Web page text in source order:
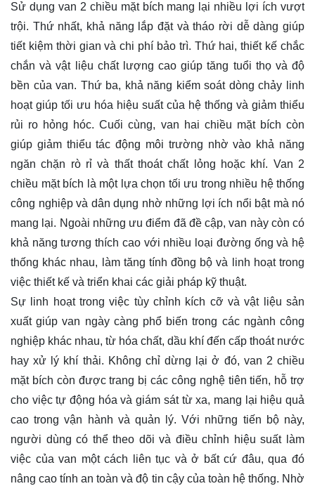
Sử dụng van 2 chiều mặt bích mang lại nhiều lợi ích vượt
trội. Thứ nhất, khả năng lắp đặt và tháo rời dễ dàng giúp
tiết kiệm thời gian và chi phí bảo trì. Thứ hai, thiết kế chắc
chắn và vật liệu chất lượng cao giúp tăng tuổi thọ và độ
bền của van. Thứ ba, khả năng kiểm soát dòng chảy linh
hoạt giúp tối ưu hóa hiệu suất của hệ thống và giảm thiểu
rủi ro hỏng hóc. Cuối cùng, van hai chiều mặt bích còn
giúp giảm thiểu tác động môi trường nhờ vào khả năng
ngăn chặn rò rỉ và thất thoát chất lỏng hoặc khí. Van 2
chiều mặt bích là một lựa chọn tối ưu trong nhiều hệ thống
công nghiệp và dân dụng nhờ những lợi ích nổi bật mà nó
mang lại. Ngoài những ưu điểm đã đề cập, van này còn có
khả năng tương thích cao với nhiều loại đường ống và hệ
thống khác nhau, làm tăng tính đồng bộ và linh hoạt trong
việc thiết kế và triển khai các giải pháp kỹ thuật.
Sự linh hoạt trong việc tùy chỉnh kích cỡ và vật liệu sản
xuất giúp van ngày càng phổ biến trong các ngành công
nghiệp khác nhau, từ hóa chất, dầu khí đến cấp thoát nước
hay xử lý khí thải. Không chỉ dừng lại ở đó, van 2 chiều
mặt bích còn được trang bị các công nghệ tiên tiến, hỗ trợ
cho việc tự động hóa và giám sát từ xa, mang lại hiệu quả
cao trong vận hành và quản lý. Với những tiến bộ này,
người dùng có thể theo dõi và điều chỉnh hiệu suất làm
việc của van một cách liên tục và ở bất cứ đâu, qua đó
nâng cao tính an toàn và độ tin cậy của toàn hệ thống. Nhờ